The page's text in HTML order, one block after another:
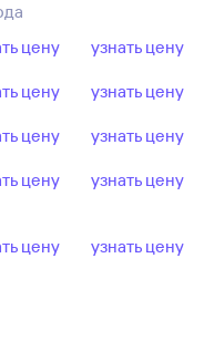
цену узнать цену
цену узнать цену
цену узнать цену
цену узнать цену
цену узнать цену